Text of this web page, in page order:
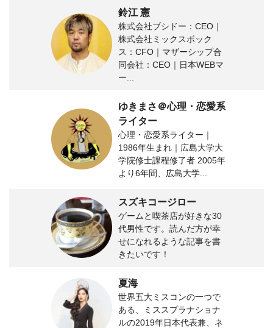
鈴江 憲
株式会社ブシドー：CEO｜
株式会社ミックスボック
ス：CFO｜マザーシップ合
同会社：CEO｜日本WEBマ
ー...
ゆきまさ＠心理・恋愛系
ライター
心理・恋愛系ライター｜
1986年生まれ｜広島大学大
学院修士課程修了者 2005年
より6年間、広島大学...
スズキコージロー
ゲームと喫茶店が好きな30
代男性です。読んだ方が幸
せになれるような記事を書
きたいです！
夏海
世界五大ミスコンの一つで
ある、ミススプラナショナ
ルの2019年日本代表兼、ネ